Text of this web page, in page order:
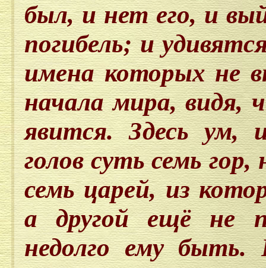
был, и нет его, и
погибель; и
имена которых не
начала мира, видя,
явится. Здесь ум,
голов суть семь
семь царей, из
а другой ещё не
недолго ему